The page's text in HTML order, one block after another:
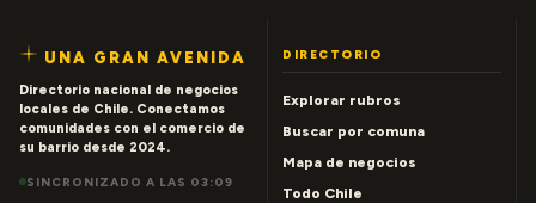
UNA GRAN AVENIDA
Directorio nacional de negocios
locales de Chile. Conectamos
comunidades con el comercio de
su barrio desde 2024.
SINCRONIZADO A LAS 03:09
DIRECTORIO
Explorar rubros
Buscar por comuna
Mapa de negocios
Todo Chile